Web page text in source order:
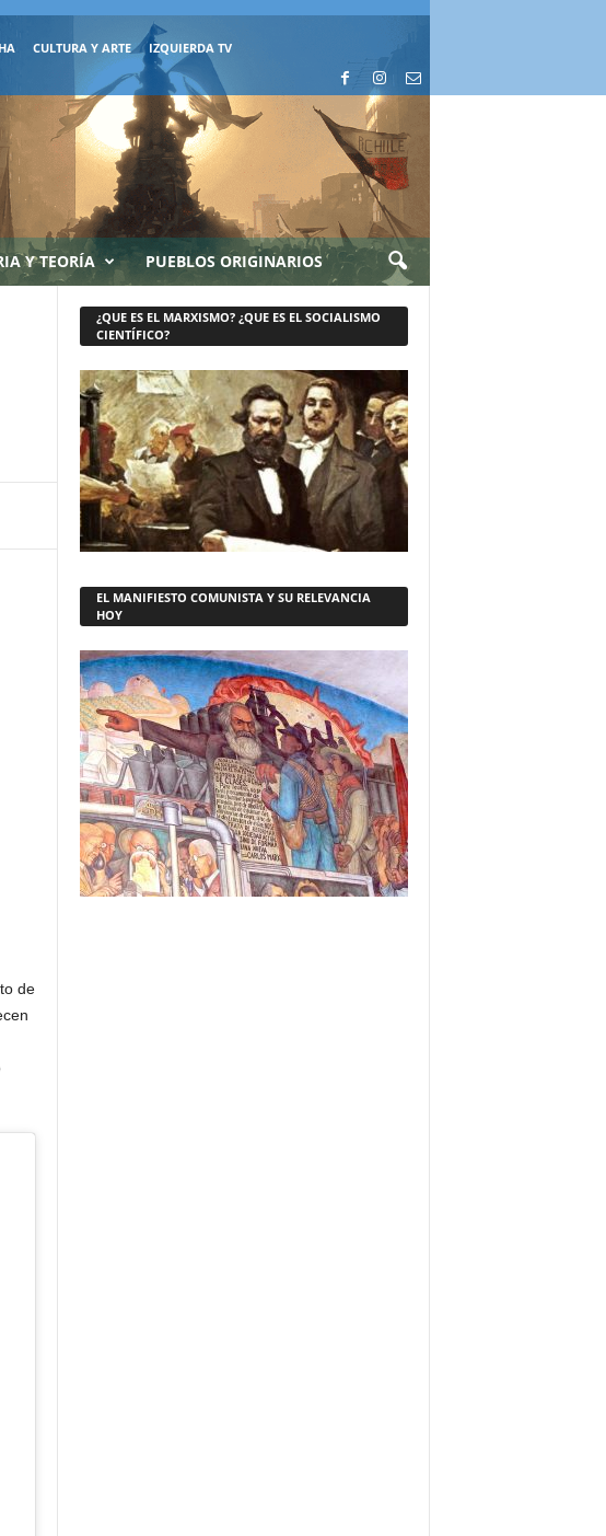
CULTURA Y ARTE IZQUIERDA TV
Y TEORÍA PUEBLOS ORIGINARIOS
de
¿QUE ES EL MARXISMO? ¿QUE ES EL SOCIALISMO
CIENTÍFICO?
EL MANIFIESTO COMUNISTA Y SU RELEVANCIA
HOY